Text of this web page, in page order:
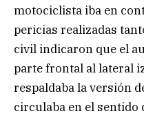
motociclista iba en
pericias realizadas
civil indicaron que el
parte frontal al lateral
respaldaba la versión
circulaba en el sentido